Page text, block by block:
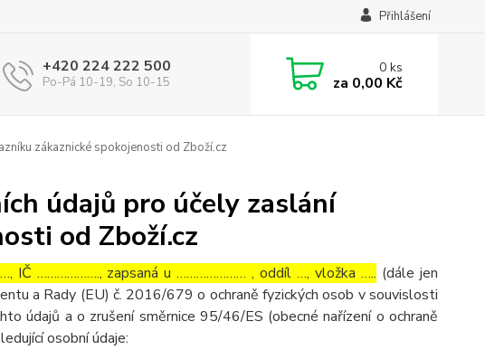
Přihlášení
+420 224 222 500
Po-Pá 10-19, So 10-15
0ks
za 0,00 Kč
zákaznické spokojenosti od Zboží.cz
údajů pro účely zaslání
od Zboží.cz
IČ ………………., zapsaná u ………………… , oddíl …, vložka ….. (dále jen
a Rady (EU) č. 2016/679 o ochraně fyzických osob v souvislosti
údajů a o zrušení směrnice 95/46/ES (obecné nařízení o ochraně
osobní údaje: